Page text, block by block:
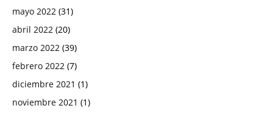
mayo 2022 (31)
abril 2022 (20)
marzo 2022 (39)
febrero 2022 (7)
diciembre 2021 (1)
noviembre 2021 (1)